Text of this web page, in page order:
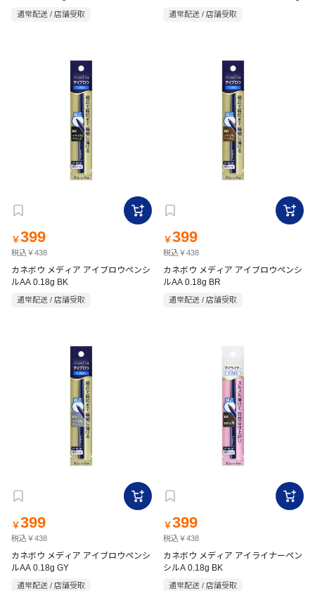
通常配送 / 店舗受取 通常配送 / 店舗受取
￥399
税込￥438
カネボウ メディア アイブロウペンシ
ルAA 0.18g BK
通常配送 / 店舗受取
￥399
税込￥438
カネボウ メディア アイブロウペンシ
ルAA 0.18g BR
通常配送 / 店舗受取
￥399
税込￥438
カネボウ メディア アイブロウペンシ
ルAA 0.18g GY
通常配送 / 店舗受取
￥399
税込￥438
カネボウ メディア アイライナーペン
シルA 0.18g BK
通常配送 / 店舗受取